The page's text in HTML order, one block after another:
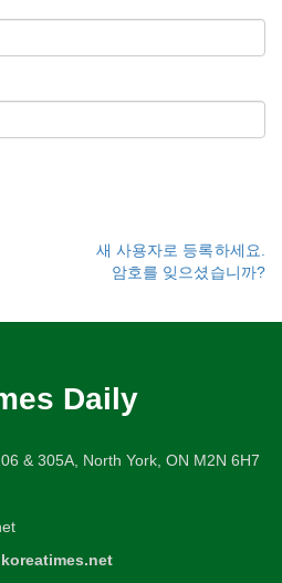
새 사용자로 등록하세요.
암호를 잊으셨습니까?
Daily
& 305A, North York, ON M2N 6H7